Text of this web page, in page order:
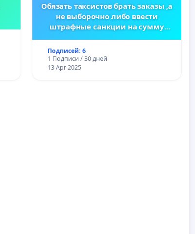
Обязать таксистов брать заказы ,а
не выборочно либо ввести
штрафные санкции на сумму
Подписей: 6
1 Подписи / 30 дней
13 Apr 2025